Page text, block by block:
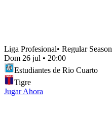
Liga Profesional• Regular Season
Dom 26 jul • 20:00
Estudiantes de Rio Cuarto
Tigre
Jugar Ahora